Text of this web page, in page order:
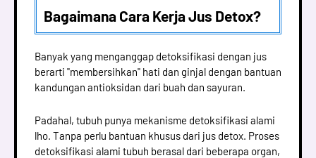
Bagaimana Cara Kerja Jus Detox?
Banyak yang menganggap detoksifikasi dengan jus
berarti "membersihkan" hati dan ginjal dengan bantuan
kandungan antioksidan dari buah dan sayuran.
Padahal, tubuh punya mekanisme detoksifikasi alami
lho. Tanpa perlu bantuan khusus dari jus detox. Proses
detoksifikasi alami tubuh berasal dari beberapa organ,